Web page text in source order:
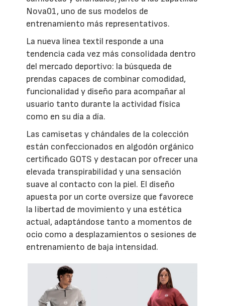
Nova01, uno de sus modelos de
entrenamiento más representativos.
La nueva línea textil responde a una
tendencia cada vez más consolidada dentro
del mercado deportivo: la búsqueda de
prendas capaces de combinar comodidad,
funcionalidad y diseño para acompañar al
usuario tanto durante la actividad física
como en su día a día.
Las camisetas y chándales de la colección
están confeccionados en algodón orgánico
certificado GOTS y destacan por ofrecer una
elevada transpirabilidad y una sensación
suave al contacto con la piel. El diseño
apuesta por un corte oversize que favorece
la libertad de movimiento y una estética
actual, adaptándose tanto a momentos de
ocio como a desplazamientos o sesiones de
entrenamiento de baja intensidad.